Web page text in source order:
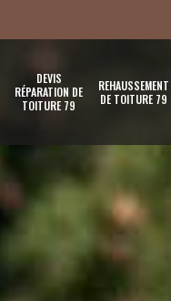
DEVIS
RÉPARATION DE
TOITURE 79
REHAUSSEMENT
DE TOITURE 79